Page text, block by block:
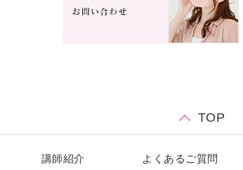
TOP
講師紹介 よくあるご質問